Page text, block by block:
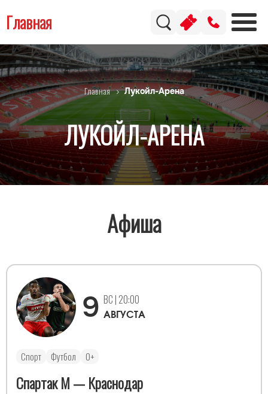
Главная
Главная Лукойл-Арена
ЛУКОЙЛ-АРЕНА
Афиша
9 ВС | 20:00
АВГУСТА
Спорт Футбол 0+
Спартак М — Краснодар